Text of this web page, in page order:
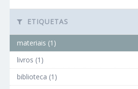
ETIQUETAS
materiais (1)
livros (1)
biblioteca (1)